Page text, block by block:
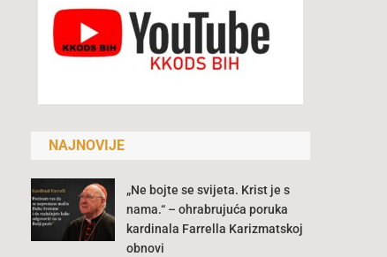
NAJNOVIJE
„Ne bojte se svijeta. Krist je s
nama.“ – ohrabrujuća poruka
kardinala Farrella Karizmatskoj
obnovi